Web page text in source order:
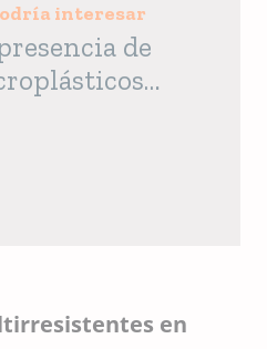
interesar
de
en